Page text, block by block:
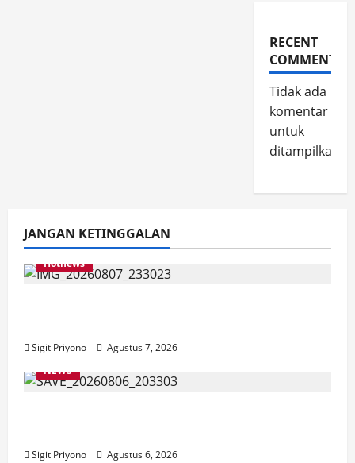
RECENT
COMMENTS
Tidak ada
komentar
untuk
ditampilkan.
JANGAN KETINGGALAN
Hotnews
Sigit Priyono
Agustus 7, 2026
NEWS
Sigit Priyono
Agustus 6, 2026